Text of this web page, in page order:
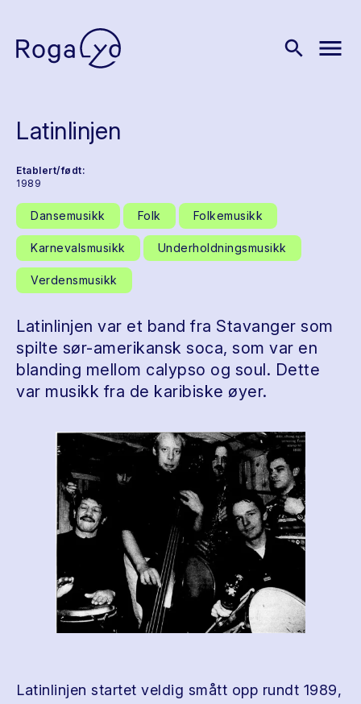
search menu
Latinlinjen
Etablert/født:
1989
Dansemusikk Folk Folkemusikk
Karnevalsmusikk Underholdningsmusikk
Verdensmusikk
Latinlinjen var et band fra Stavanger som
spilte sør-amerikansk soca, som var en
blanding mellom calypso og soul. Dette
var musikk fra de karibiske øyer.
Latinlinjen startet veldig smått opp rundt 1989,